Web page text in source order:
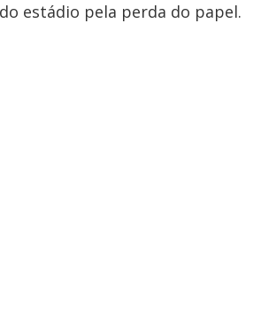
estádio pela perda do papel.